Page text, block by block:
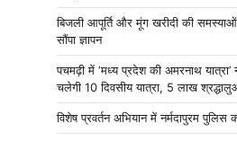
बिजली आपूर्ति और मूंग खरीदी की
सौंपा ज्ञापन
पचमढ़ी में ‘मध्य प्रदेश की अमरनाथ यात्रा’
चलेगी 10 दिवसीय यात्रा, 5 लाख
विशेष प्रवर्तन अभियान में नर्मदापुरम पुलिस